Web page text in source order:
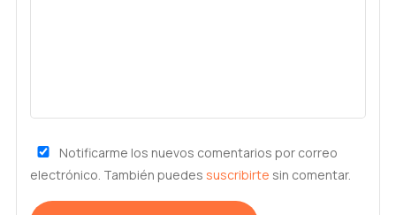
Notificarme los nuevos comentarios por correo
electrónico. También puedes suscribirte sin comentar.